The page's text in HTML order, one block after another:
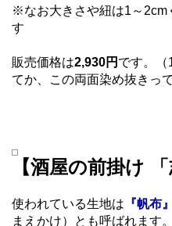
※なお大きさや紐は1～2cm
す
販売価格は2,930円 です。（
てか、この両面染め抜きっ
【酒屋の前掛け 「
使われている生地は 『帆布
まえかけ）とも呼ばれます。